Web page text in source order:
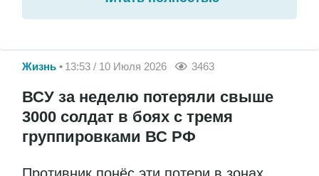
Жизнь 13:53 / 10 Июля 2026 3463
ВСУ за неделю потеряли свыше
3000 солдат в боях с тремя
группировками ВС РФ
Противник понёс эти потери в зонах